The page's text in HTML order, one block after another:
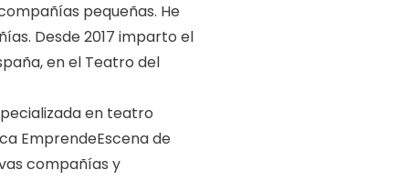
pequeñas. He
Desde 2017 imparto el
en el Teatro del
en teatro
EmprendeEscena de
compañías y